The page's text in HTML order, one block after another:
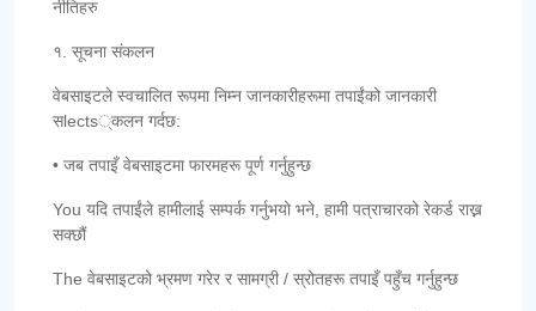
नीतिहरु
१. सूचना संकलन
वेबसाइटले स्वचालित रूपमा निम्न जानकारीहरूमा तपाईंको जानकारी
सlects्कलन गर्दछ:
• जब तपाइँ वेबसाइटमा फारमहरू पूर्ण गर्नुहुन्छ
You यदि तपाईंले हामीलाई सम्पर्क गर्नुभयो भने, हामी पत्राचारको रेकर्ड राख्न
सक्छौं
The वेबसाइटको भ्रमण गरेर र सामग्री / स्रोतहरू तपाइँ पहुँच गर्नुहुन्छ